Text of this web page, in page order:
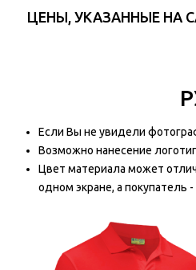
ЦЕНЫ, УКАЗАННЫЕ НА
Если Вы не увидели
Возможно нанесение
Цвет материала может
одном экране, а покупатель -